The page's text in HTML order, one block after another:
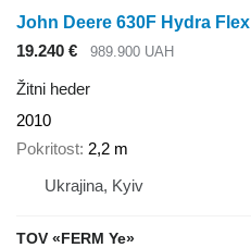
John Deere 630F Hydra Flex
19.240 €
989.900 UAH
Žitni heder
2010
Pokritost 2,2 m
Ukrajina, Kyiv
TOV «FERM Ye»